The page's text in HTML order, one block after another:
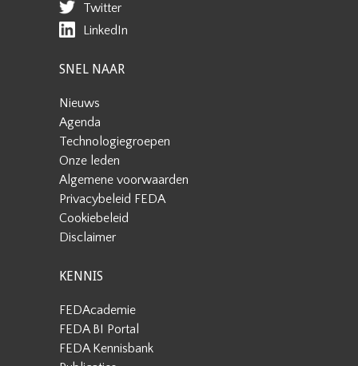
Twitter
LinkedIn
SNEL NAAR
Nieuws
Agenda
Technologiegroepen
Onze leden
Algemene voorwaarden
Privacybeleid FEDA
Cookiebeleid
Disclaimer
KENNIS
FEDAcademie
FEDA BI Portal
FEDA Kennisbank